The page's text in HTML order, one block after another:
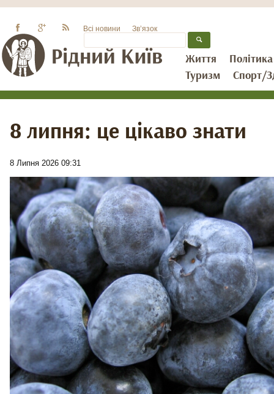
Життя
Політика
Туризм
Спорт/
Всі новини Зв’язок
8 липня: це цікаво знати
8 Липня 2026 09:31